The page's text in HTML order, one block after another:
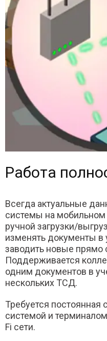
Работа
Всегда актуальные
системы на мобильном
ручной загрузки/
изменять документы в
заводить новые прямо
Поддерживается
одним документов в
нескольких ТСД.
Требуется постоянная
системой и
Fi сети.